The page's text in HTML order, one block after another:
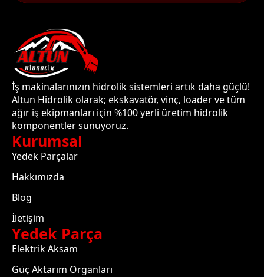
İş makinalarınızın hidrolik sistemleri artık daha güçlü!
Altun Hidrolik olarak; ekskavatör, vinç, loader ve tüm
ağır iş ekipmanları için %100 yerli üretim hidrolik
komponentler sunuyoruz.
Kurumsal
Yedek Parçalar
Hakkımızda
Blog
İletişim
Yedek Parça
Elektrik Aksam
Güç Aktarım Organları